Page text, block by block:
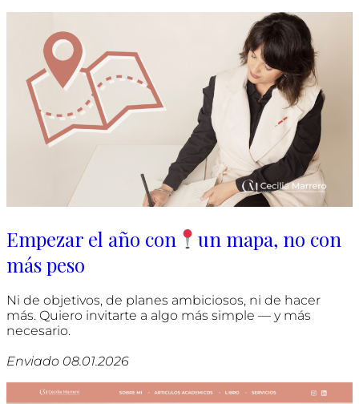
Empezar el año con
un mapa, no con
más peso
Ni de objetivos, de planes ambiciosos, ni de hacer
más. Quiero invitarte a algo más simple — y más
necesario.
Enviado 08.01.2026